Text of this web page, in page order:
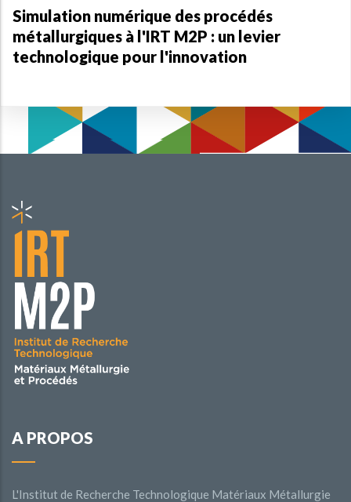
numérique des procédés
à l'IRT M2P : un levier
pour l'innovation
A PROPOS
L'Institut de Recherche Technologique Matériaux Métallurgie